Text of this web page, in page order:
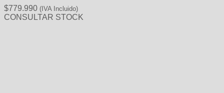
$779.990 (IVA Incluido)
CONSULTAR STOCK